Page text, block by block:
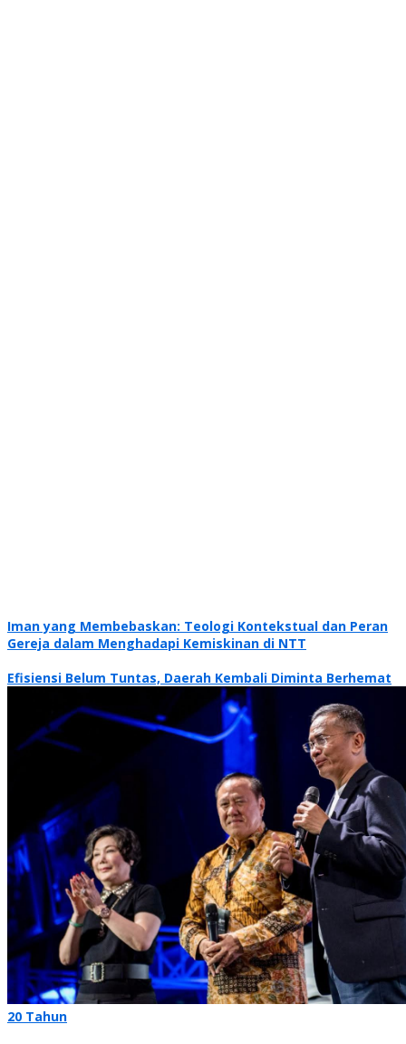
Iman yang Membebaskan: Teologi Kontekstual dan Peran
Gereja dalam Menghadapi Kemiskinan di NTT
Efisiensi Belum Tuntas, Daerah Kembali Diminta Berhemat
20 Tahun